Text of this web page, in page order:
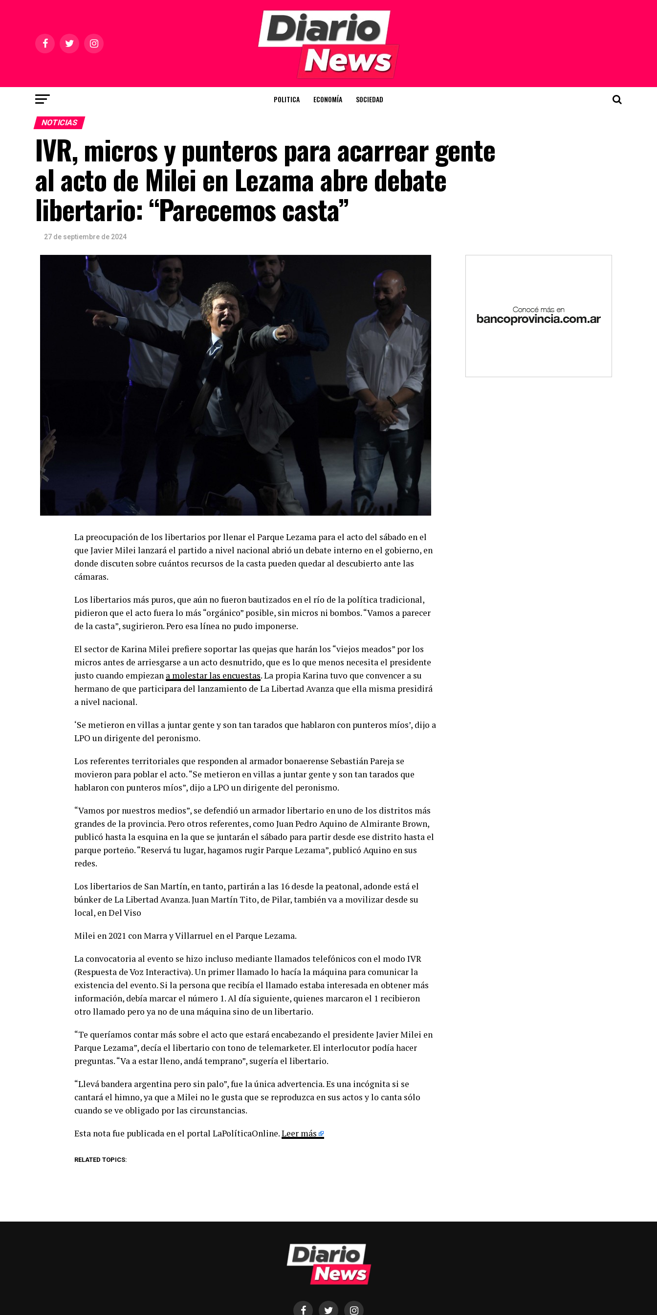
POLITICA ECONOMÍA SOCIEDAD
NOTICIAS
IVR, micros y punteros para acarrear gente
al acto de Milei en Lezama abre debate
libertario: “Parecemos casta”
27 de septiembre de 2024
La preocupación de los libertarios por llenar el Parque Lezama para el acto del sábado en el
que Javier Milei lanzará el partido a nivel nacional abrió un debate interno en el gobierno, en
donde discuten sobre cuántos recursos de la casta pueden quedar al descubierto ante las
cámaras.
Los libertarios más puros, que aún no fueron bautizados en el río de la política tradicional,
pidieron que el acto fuera lo más “orgánico” posible, sin micros ni bombos. “Vamos a parecer
de la casta”, sugirieron. Pero esa línea no pudo imponerse.
El sector de Karina Milei prefiere soportar las quejas que harán los “viejos meados” por los
micros antes de arriesgarse a un acto desnutrido, que es lo que menos necesita el presidente
justo cuando empiezan a molestar las encuestas. La propia Karina tuvo que convencer a su
hermano de que participara del lanzamiento de La Libertad Avanza que ella misma presidirá
a nivel nacional.
‘Se metieron en villas a juntar gente y son tan tarados que hablaron con punteros míos’, dijo a
LPO un dirigente del peronismo.
Los referentes territoriales que responden al armador bonaerense Sebastián Pareja se
movieron para poblar el acto. “Se metieron en villas a juntar gente y son tan tarados que
hablaron con punteros míos”, dijo a LPO un dirigente del peronismo.
“Vamos por nuestros medios”, se defendió un armador libertario en uno de los distritos más
grandes de la provincia. Pero otros referentes, como Juan Pedro Aquino de Almirante Brown,
publicó hasta la esquina en la que se juntarán el sábado para partir desde ese distrito hasta el
parque porteño. “Reservá tu lugar, hagamos rugir Parque Lezama”, publicó Aquino en sus
redes.
Los libertarios de San Martín, en tanto, partirán a las 16 desde la peatonal, adonde está el
búnker de La Libertad Avanza. Juan Martín Tito, de Pilar, también va a movilizar desde su
local, en Del Viso
Milei en 2021 con Marra y Villarruel en el Parque Lezama.
La convocatoria al evento se hizo incluso mediante llamados telefónicos con el modo IVR
(Respuesta de Voz Interactiva). Un primer llamado lo hacía la máquina para comunicar la
existencia del evento. Si la persona que recibía el llamado estaba interesada en obtener más
información, debía marcar el número 1. Al día siguiente, quienes marcaron el 1 recibieron
otro llamado pero ya no de una máquina sino de un libertario.
“Te queríamos contar más sobre el acto que estará encabezando el presidente Javier Milei en
Parque Lezama”, decía el libertario con tono de telemarketer. El interlocutor podía hacer
preguntas. “Va a estar lleno, andá temprano”, sugería el libertario.
“Llevá bandera argentina pero sin palo”, fue la única advertencia. Es una incógnita si se
cantará el himno, ya que a Milei no le gusta que se reproduzca en sus actos y lo canta sólo
cuando se ve obligado por las circunstancias.
Esta nota fue publicada en el portal LaPolíticaOnline.Leer más
RELATED TOPICS: